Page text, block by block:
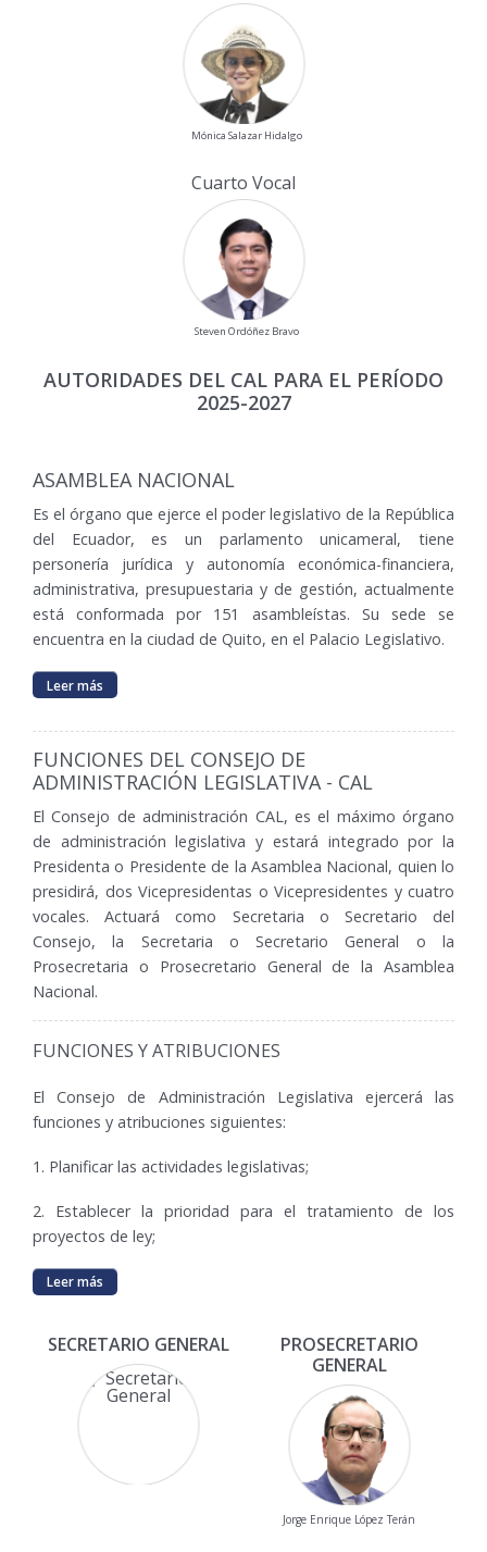
Mónica Salazar Hidalgo
Cuarto Vocal
Steven Ordóñez Bravo
AUTORIDADES DEL CAL PARA EL PERÍODO
2025-2027
ASAMBLEA NACIONAL
Es el órgano que ejerce el poder legislativo de la República
del Ecuador, es un parlamento unicameral, tiene
personería jurídica y autonomía económica-financiera,
administrativa, presupuestaria y de gestión, actualmente
está conformada por 151 asambleístas. Su sede se
encuentra en la ciudad de Quito, en el Palacio Legislativo.
Leer más
FUNCIONES DEL CONSEJO DE
ADMINISTRACIÓN LEGISLATIVA - CAL
El Consejo de administración CAL, es el máximo órgano
de administración legislativa y estará integrado por la
Presidenta o Presidente de la Asamblea Nacional, quien lo
presidirá, dos Vicepresidentas o Vicepresidentes y cuatro
vocales. Actuará como Secretaria o Secretario del
Consejo, la Secretaria o Secretario General o la
Prosecretaria o Prosecretario General de la Asamblea
Nacional.
FUNCIONES Y ATRIBUCIONES
El Consejo de Administración Legislativa ejercerá las
funciones y atribuciones siguientes:
1. Planificar las actividades legislativas;
2. Establecer la prioridad para el tratamiento de los
proyectos de ley;
Leer más
SECRETARIO GENERAL
PROSECRETARIO
GENERAL
Jorge Enrique López Terán